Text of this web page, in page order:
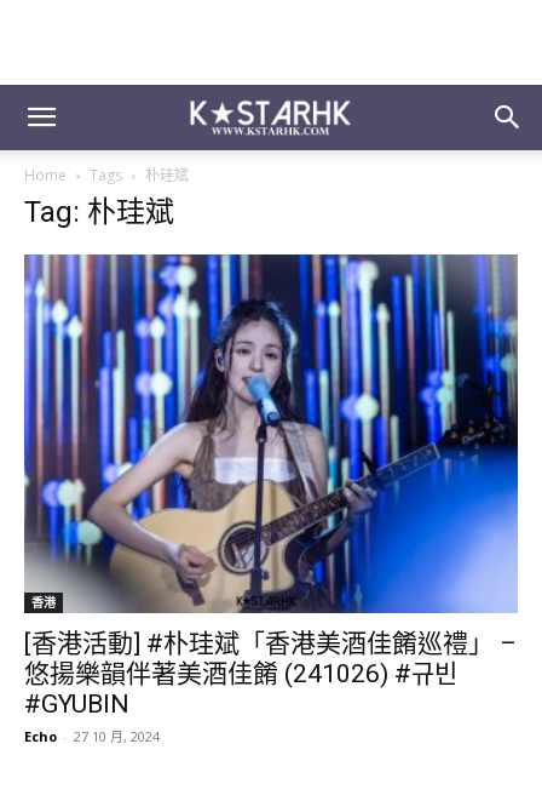
Home Tags 朴珪斌
Tag: 朴珪斌
香港
[香港活動] #朴珪斌「香港美酒佳餚巡禮」 –
悠揚樂韻伴著美酒佳餚 (241026) #규빈
#GYUBIN
Echo - 27 10 月, 2024